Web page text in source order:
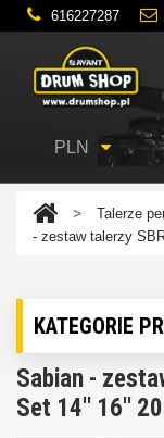
616227287
PLN
> Talerze
- zestaw talerzy
KATEGORIE
Sabian -
Set 14'' 16''